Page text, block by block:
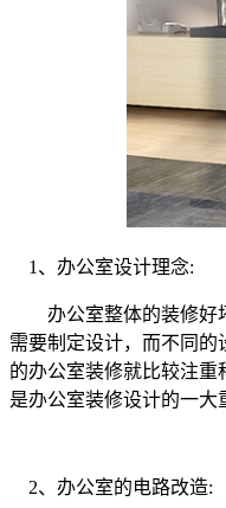
1、办公室设计理念:
办公室整体的装修好坏
需要制定设计，而不同的
的办公室装修就比较注重
是办公室装修设计的一大
2、办公室的电路改造: